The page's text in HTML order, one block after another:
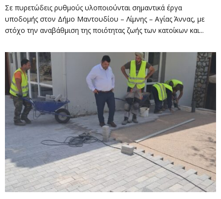
Σε πυρετώδεις ρυθμούς υλοποιούνται σημαντικά έργα
υποδομής στον Δήμο Μαντουδίου – Λίμνης – Αγίας Άννας, με
στόχο την αναβάθμιση της ποιότητας ζωής των κατοίκων και...